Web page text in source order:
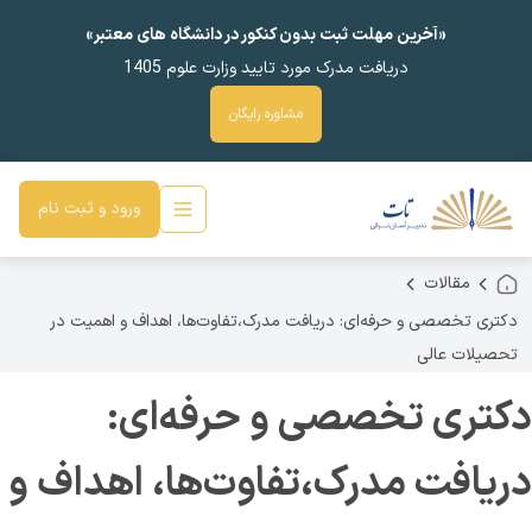
«آخرین مهلت ثبت بدون کنکور در دانشگاه های معتبر»
دریافت مدرک مورد تایید وزارت علوم 1405
مشاوره رایگان
ورود و ثبت نام
مقالات
دکتری تخصصی و حرفه‌ای: دریافت مدرک،تفاوت‌ها، اهداف و اهمیت در
تحصیلات عالی
دکتری تخصصی و حرفه‌ای:
دریافت مدرک،تفاوت‌ها، اهداف و